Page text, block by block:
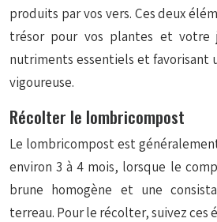
produits par vos vers. Ces deux
trésor pour vos plantes et votre
nutriments essentiels et favorisant
vigoureuse.
Récolter le lombricompost
Le lombricompost est
environ 3 à 4 mois, lorsque le
brune homogène et une
terreau. Pour le récolter, suivez ces